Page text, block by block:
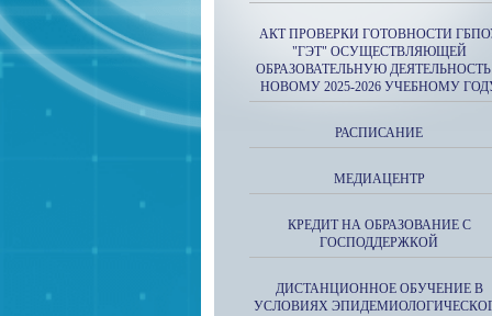
АКТ ПРОВЕРКИ ГОТОВНОСТИ
"ГЭТ" ОСУЩЕСТВЛЯЮЩЕЙ
ОБРАЗОВАТЕЛЬНУЮ ДЕЯТЕЛЬНОСТЬ
НОВОМУ 2025-2026 УЧЕБНОМУ
РАСПИСАНИЕ
МЕДИАЦЕНТР
КРЕДИТ НА ОБРАЗОВАНИЕ С
ГОСПОДДЕРЖКОЙ
ДИСТАНЦИОННОЕ ОБУЧЕНИЕ В
УСЛОВИЯХ